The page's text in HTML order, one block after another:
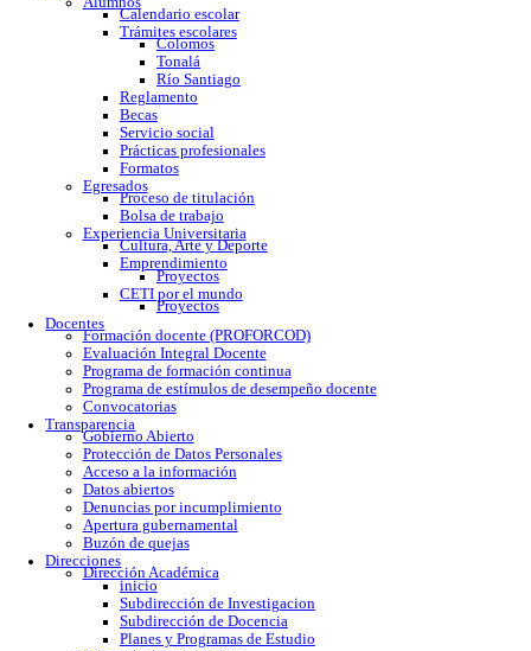
Río Santiago
Plantel Río Santiago
Galería
Desarrollo académico
GOE
Tutorías
Biblioteca
Escuela verde
Sistema de control escolar
Estudiantes
Alumnos
Calendario escolar
Trámites escolares
Colomos
Tonalá
Río Santiago
Reglamento
Becas
Servicio social
Prácticas profesionales
Egresados
Proceso de titulación
Bolsa de trabajo
Experiencia Universitaria
Cultura, Arte y Deporte
Emprendimiento
CETI por el mundo
Proyectos
Docentes
Formación docente (PROFORCOD)